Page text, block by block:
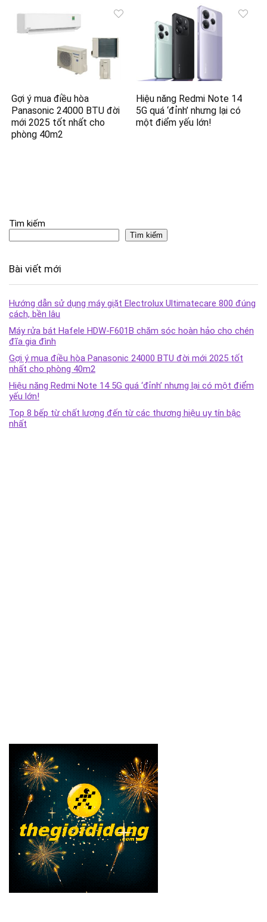
Gợi ý mua điều hòa
Panasonic 24000 BTU đời
mới 2025 tốt nhất cho
phòng 40m2
Hiệu năng Redmi Note 14
5G quá ‘đỉnh’ nhưng lại có
một điểm yếu lớn!
Tìm kiếm
Tìm kiếm
Bài viết mới
Hướng dẫn sử dụng máy giặt Electrolux Ultimatecare 800 đúng
cách, bền lâu
Máy rửa bát Hafele HDW-F601B chăm sóc hoàn hảo cho chén
đĩa gia đình
Gợi ý mua điều hòa Panasonic 24000 BTU đời mới 2025 tốt
nhất cho phòng 40m2
Hiệu năng Redmi Note 14 5G quá ‘đỉnh’ nhưng lại có một điểm
yếu lớn!
Top 8 bếp từ chất lượng đến từ các thương hiệu uy tín bậc
nhất